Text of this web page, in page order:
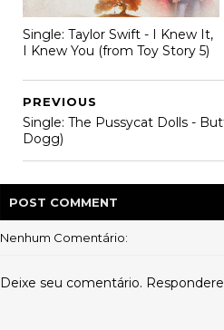
Single: Taylor Swift - I Knew It,
I Knew You (from Toy Story 5)
PREVIOUS
Single: The Pussycat Dolls -
Dogg)
POST COMMENT
Nenhum Comentário:
Deixe seu comentário.